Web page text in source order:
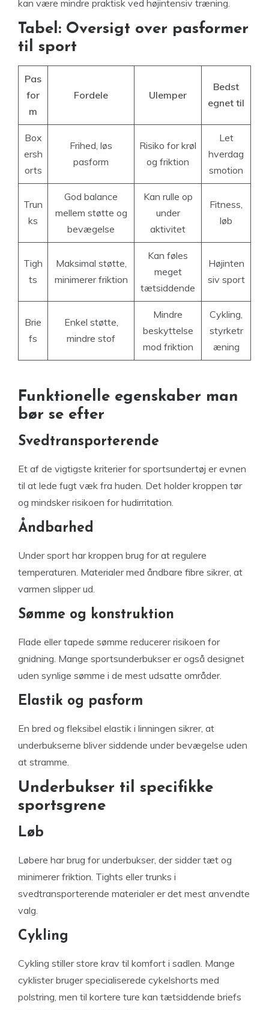
kan være mindre praktisk ved højintensiv træning.
Tabel: Oversigt over pasformer
til sport
Pas
for
m
Fordele Ulemper
Bedst
egnet til
Box
ersh
orts
Frihed, løs
pasform
Risiko for krøl
og friktion
Let
hverdag
smotion
Trun
ks
God balance
mellem støtte og
bevægelse
Kan rulle op
under
aktivitet
Fitness,
løb
Tigh
ts
Maksimal støtte,
minimerer friktion
Kan føles
meget
tætsiddende
Højinten
siv sport
Brie
fs
Enkel støtte,
mindre stof
Mindre
beskyttelse
mod friktion
Cykling,
styrketr
æning
Funktionelle egenskaber man
bør se efter
Svedtransporterende
Et af de vigtigste kriterier for sportsundertøj er evnen
til at lede fugt væk fra huden. Det holder kroppen tør
og mindsker risikoen for hudirritation.
Åndbarhed
Under sport har kroppen brug for at regulere
temperaturen. Materialer med åndbare fibre sikrer, at
varmen slipper ud.
Sømme og konstruktion
Flade eller tapede sømme reducerer risikoen for
gnidning. Mange sportsunderbukser er også designet
uden synlige sømme i de mest udsatte områder.
Elastik og pasform
En bred og fleksibel elastik i linningen sikrer, at
underbukserne bliver siddende under bevægelse uden
at stramme.
Underbukser til specifikke
sportsgrene
Løb
Løbere har brug for underbukser, der sidder tæt og
minimerer friktion. Tights eller trunks i
svedtransporterende materialer er det mest anvendte
valg.
Cykling
Cykling stiller store krav til komfort i sadlen. Mange
cyklister bruger specialiserede cykelshorts med
polstring, men til kortere ture kan tætsiddende briefs